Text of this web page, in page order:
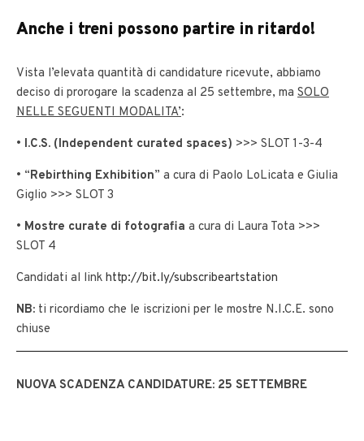
Anche i treni possono partire in ritardo!
Vista l’elevata quantità di candidature ricevute, abbiamo
deciso di prorogare la scadenza al 25 settembre, ma SOLO
NELLE SEGUENTI MODALITA’:
• I.C.S. (Independent curated spaces) >>> SLOT 1-3-4
• “Rebirthing Exhibition” a cura di Paolo LoLicata e Giulia
Giglio >>> SLOT 3
• Mostre curate di fotografia a cura di Laura Tota >>>
SLOT 4
Candidati al link http://bit.ly/subscribeartstation
NB: ti ricordiamo che le iscrizioni per le mostre N.I.C.E. sono
chiuse
NUOVA SCADENZA CANDIDATURE: 25 SETTEMBRE